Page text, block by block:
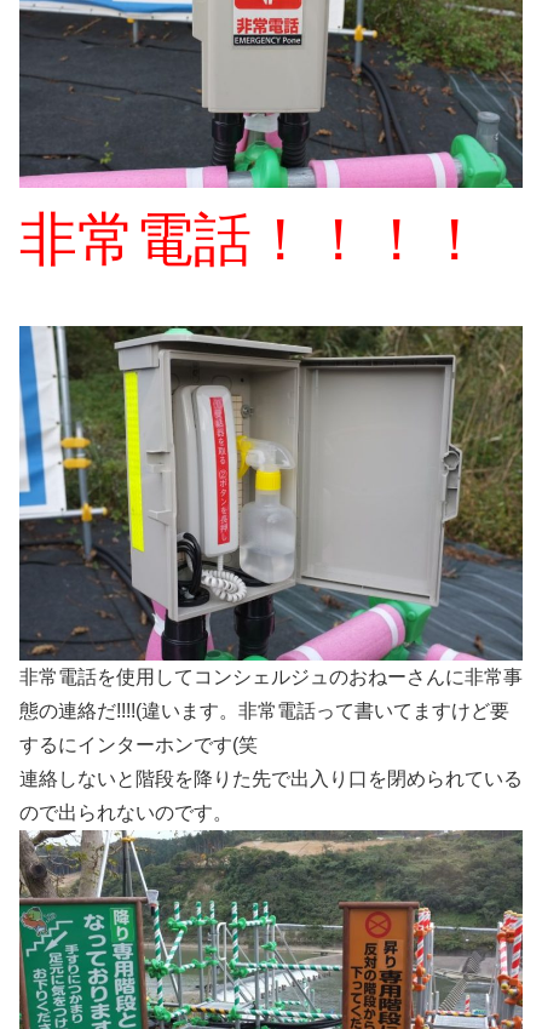
非常電話！！！！
非常電話を使用してコンシェルジュのおねーさんに非常事
態の連絡だ!!!!(違います。非常電話って書いてますけど要
するにインターホンです(笑
連絡しないと階段を降りた先で出入り口を閉められている
ので出られないのです。